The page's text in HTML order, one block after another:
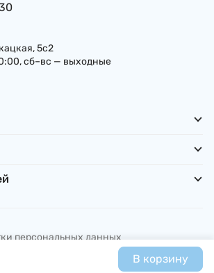
В корзину
5с2
сб–вс — выходные
персональных данных